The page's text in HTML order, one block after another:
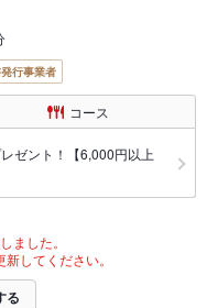
行事業者
コース
ゼント！【6,000円以上
ました。
してください。
る